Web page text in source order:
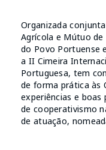
Organizada
Agrícola e Mútuo
do Povo Portuense
a II Cimeira
Portuguesa, tem
de forma prática às
experiências e boas
de cooperativismo
de atuação,